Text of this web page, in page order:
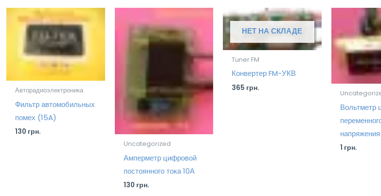
Авторадиоэлектроника
Фильтр автомобильных
помех (15A)
130 грн.
Uncategorized
Амперметр цифровой
постоянного тока 10А
130 грн.
НЕТ НА СКЛАДЕ
Tuner FM
Конвертер FM-УКВ
365 грн.
Вольтметр
1 грн.